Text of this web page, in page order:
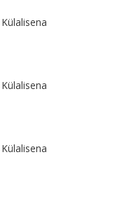
Külalisena
Külalisena
Külalisena